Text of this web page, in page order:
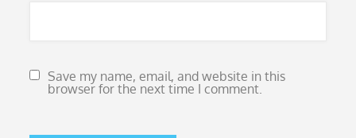
Save my name, email, and website in this
browser for the next time I comment.